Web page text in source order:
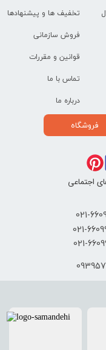
تخفیف ها و پیشنهادها
فروش سازمانی
قوانین و مقررات
تماس با ما
درباره ما
فروشگاه
​021-
اجتماعی